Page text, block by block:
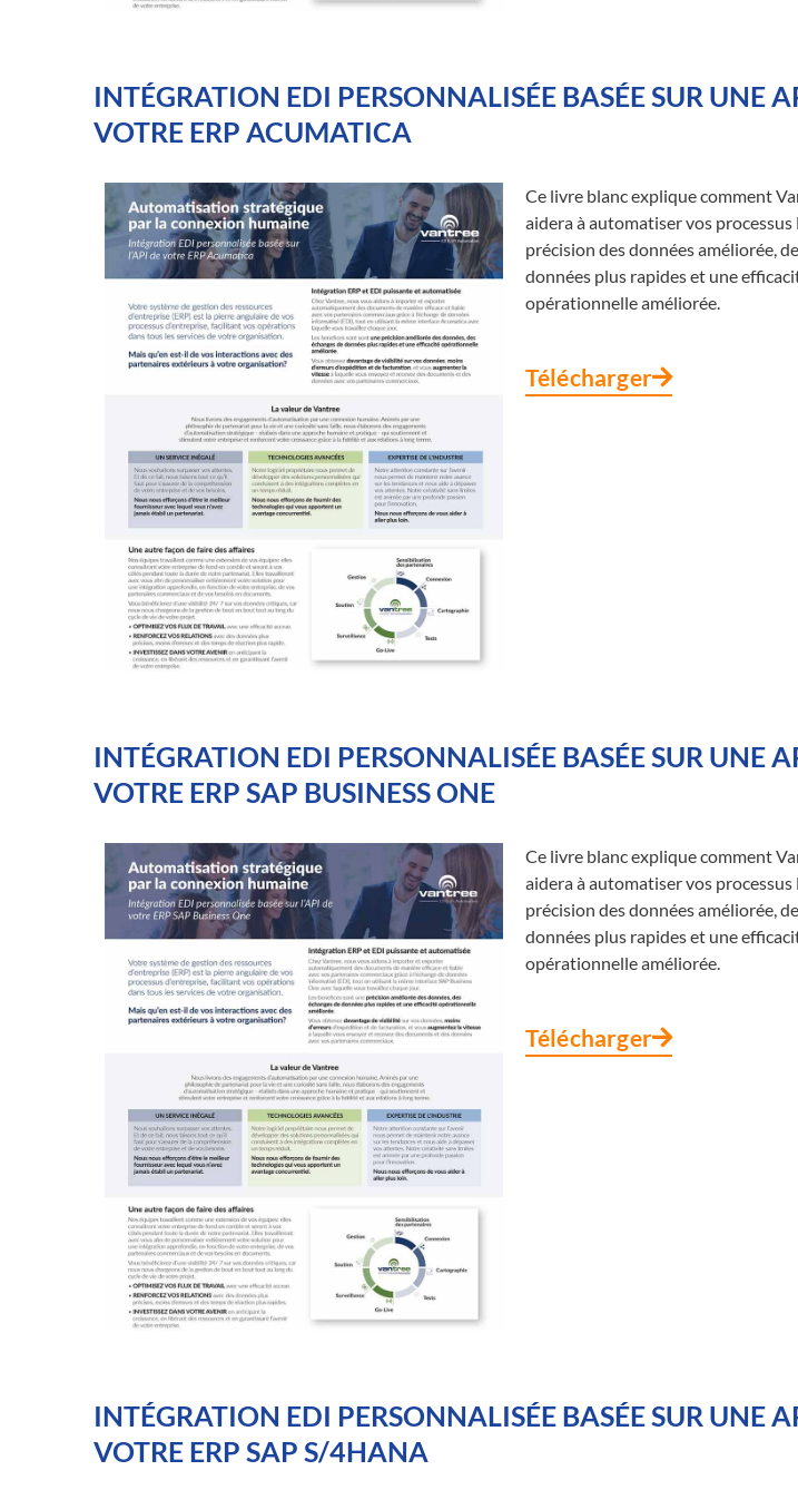
INTÉGRATION EDI PERSONNALISÉE BASÉE SUR UNE
VOTRE ERP ACUMATICA
Ce livre blanc explique comment
aidera à automatiser vos processus
précision des données améliorée,
données plus rapides et une
opérationnelle améliorée.
Télécharger
INTÉGRATION EDI PERSONNALISÉE BASÉE SUR UNE
VOTRE ERP SAP BUSINESS ONE
Ce livre blanc explique comment
aidera à automatiser vos processus
précision des données améliorée,
données plus rapides et une
opérationnelle améliorée.
Télécharger
INTÉGRATION EDI PERSONNALISÉE BASÉE SUR UNE
VOTRE ERP SAP S/4HANA